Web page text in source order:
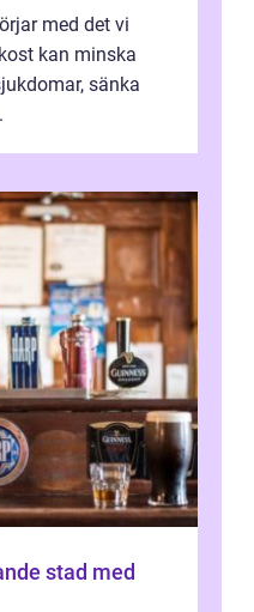
med det vi
kan minska
sänka
stad med